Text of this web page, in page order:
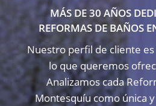
MÁS DE 30 AÑOS
REFORMAS DE BAÑOS
Nuestro perfil de cliente
lo que queremos
Analizamos cada
Montesquíu como única